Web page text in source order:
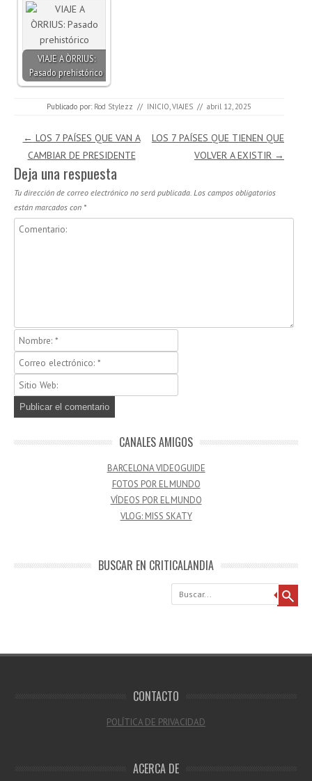
VIAJE A ÒRRIUS:
Pasado prehistórico
Publicado por: Rod Stylezz // INICIO VIAJES // abril 12, 2025
Navegación de entradas
← LOS 7 PAÍSES QUE VAN A
CAMBIAR DE PRESIDENTE
LOS 7 PAÍSES QUE TIENEN QUE
VOLVER A EXISTIR →
Deja una respuesta
Tu dirección de correo electrónico no será publicada. Los campos obligatorios
están marcados con *
CANALES AMIGOS
BARCELONA VIDEOGUIDE
FOTOS POR EL MUNDO
VÍDEOS POR EL MUNDO
VLOG: MISS SKATY
BUSCAR EN CRITICALANDIA
Buscar
CONTACTO
POLÍTICA DE PRIVACIDAD
ACERCA DE